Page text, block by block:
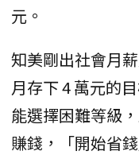
元。
知美剛出社會月
月存下 4 萬元的
能選擇困難等級
賺錢，「開始省